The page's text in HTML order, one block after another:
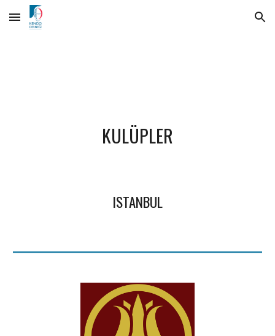
Skip to main content Skip to navigation
KULÜPLER
ISTANBUL